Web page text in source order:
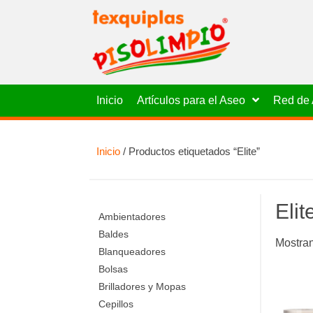
Inicio Artículos para el Aseo Red de
Inicio/ Productos etiquetados “Elite”
Ambientadores
Baldes
Blanqueadores
Bolsas
Brilladores y Mopas
Cepillos